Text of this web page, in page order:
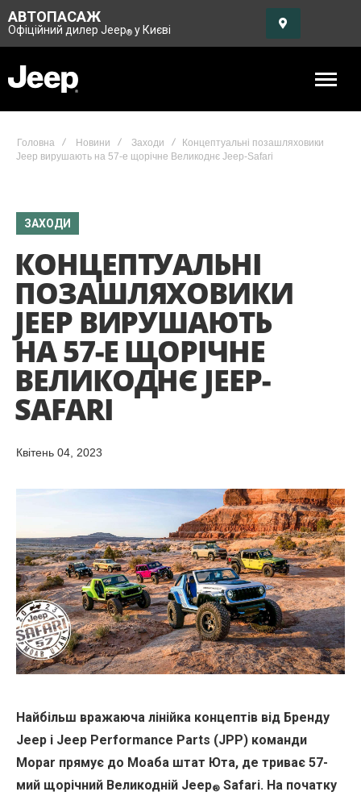
АВТОПАСАЖ
Офіційний дилер Jeep® у Києві
Головна Новини Заходи
Концептуальні позашляховики
Jeep вирушають на 57-е щорічне Великоднє Jeep-Safari
ЗАХОДИ
КОНЦЕПТУАЛЬНІ
ПОЗАШЛЯХОВИКИ
JEEP ВИРУШАЮТЬ
НА 57-Е ЩОРІЧНЕ
ВЕЛИКОДНЄ JEEP-
SAFARI
Квітень 04, 2023
Найбільш вражаюча лінійка концептів від Бренду
Jeep і Jeep Performance Parts (JPP) команди
Mopar прямує до Моаба штат Юта, де триває 57-
мий щорічний Великодній Jeep® Safari. На початку